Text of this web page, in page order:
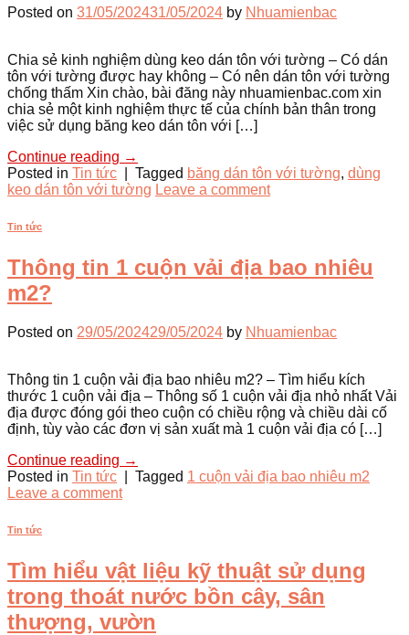
Posted on 31/05/202431/05/2024 by Nhuamienbac
Chia sẻ kinh nghiệm dùng keo dán tôn với tường – Có dán
tôn với tường được hay không – Có nên dán tôn với tường
chống thấm Xin chào, bài đăng này nhuamienbac.com xin
chia sẻ một kinh nghiệm thực tế của chính bản thân trong
việc sử dụng băng keo dán tôn với […]
Continue reading →
Posted in Tin tức Tagged băng dán tôn với tường, dùng
keo dán tôn với tường Leave a comment
Tin tức
Thông tin 1 cuộn vải địa bao nhiêu
m2?
Posted on 29/05/202429/05/2024 by Nhuamienbac
Thông tin 1 cuộn vải địa bao nhiêu m2? – Tìm hiểu kích
thước 1 cuộn vải địa – Thông số 1 cuộn vải địa nhỏ nhất Vải
địa được đóng gói theo cuộn có chiều rộng và chiều dài cố
định, tùy vào các đơn vị sản xuất mà 1 cuộn vải địa có […]
Continue reading →
Posted in Tin tức Tagged 1 cuộn vải địa bao nhiêu m2
Leave a comment
Tin tức
Tìm hiểu vật liệu kỹ thuật sử dụng
trong thoát nước bồn cây, sân
thượng, vườn